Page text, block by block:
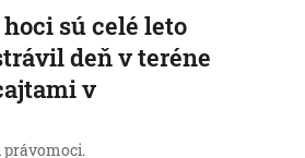
sú celé leto
deň v teréne
v
právomoci.